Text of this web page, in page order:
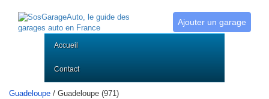
Ajouter un garage
Accueil
Contact
Guadeloupe / Guadeloupe (971)